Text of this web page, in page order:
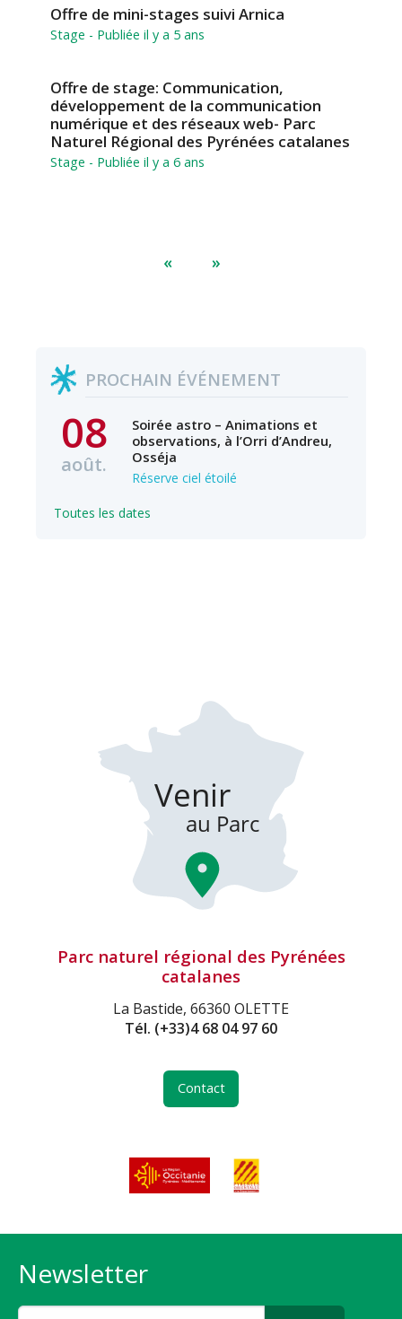
Offre de mini-stages suivi Arnica
Stage - Publiée il y a 5 ans
Offre de stage: Communication,
développement de la communication
numérique et des réseaux web- Parc
Naturel Régional des Pyrénées catalanes
Stage - Publiée il y a 6 ans
« »
PROCHAIN ÉVÉNEMENT
08
août.
Soirée astro – Animations et
observations, à l’Orri d’Andreu,
Osséja
Réserve ciel étoilé
Toutes les dates
Parc naturel régional des Pyrénées
catalanes
La Bastide, 66360 OLETTE
Tél. (+33)4 68 04 97 60
Contact
Newsletter